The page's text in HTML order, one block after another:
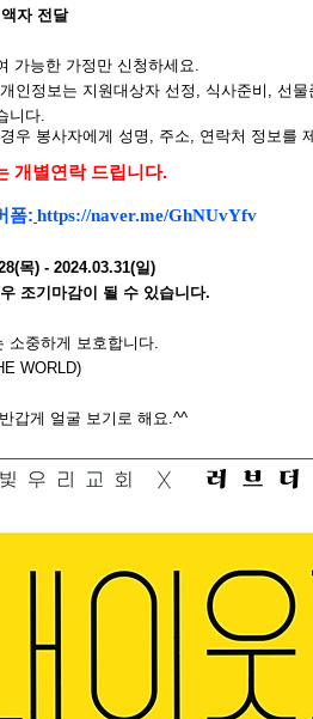
자 전달
가능한 가정만 신청하세요
인정보는 지원대상자 선정 식사준비 선물
니다
우 봉사자에게 성명 주소 연락처 정보를
개별연락 드립니다.
폼: https://naver.me/GhNUvYfv
목) - 2024.03.31(일 )
조기마감이 될 수 있습니다.
소중하게 보호합니다
WORLD)
갑게 얼굴 보기로 해요 .^^